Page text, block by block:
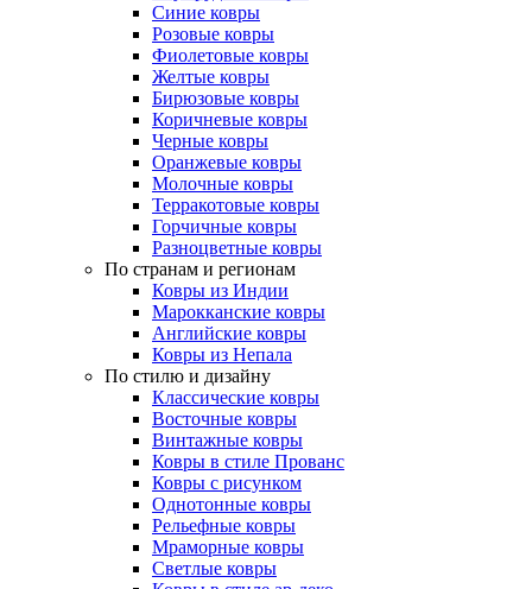
Синие ковры
Розовые ковры
Фиолетовые ковры
Желтые ковры
Бирюзовые ковры
Коричневые ковры
Черные ковры
Оранжевые ковры
Молочные ковры
Терракотовые ковры
Горчичные ковры
Разноцветные ковры
По странам и регионам
Ковры из Индии
Марокканские ковры
Английские ковры
Ковры из Непала
По стилю и дизайну
Классические ковры
Восточные ковры
Винтажные ковры
Ковры в стиле Прованс
Ковры с рисунком
Однотонные ковры
Рельефные ковры
Мраморные ковры
Светлые ковры